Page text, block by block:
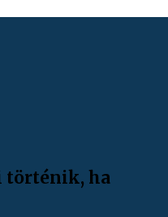
történik, ha